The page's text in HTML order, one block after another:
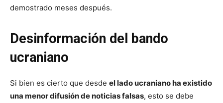
demostrado meses después.
Desinformación del bando
ucraniano
Si bien es cierto que desde el lado ucraniano ha existido
una menor difusión de noticias falsas, esto se debe